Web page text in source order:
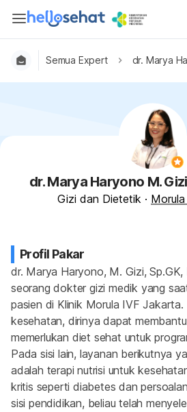
Semua Expert dr. Marya
dr. Marya Haryono M.
Gizi dan Dietetik ·
Profil Pakar
dr. Marya Haryono, M. Gizi,
seorang dokter gizi medik yang
pasien di Klinik Morula IVF
kesehatan, dirinya dapat
memerlukan diet sehat untuk
Pada sisi lain, layanan berikutnya
adalah terapi nutrisi untuk
kritis seperti diabetes dan
sisi pendidikan, beliau telah